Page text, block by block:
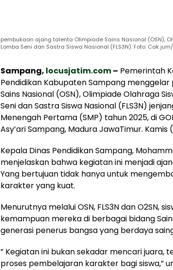
pembukaan ajang talenta Olimpiade Sains Nasional (OSN),
Lomba Seni dan Sastra Siswa Nasional (FLS3N). Foto: Cak
Sampang, locusjatim.com– Pemerintah
Pendidikan Kabupaten Sampang
Sains Nasional (OSN), Olimpiade Olahraga
Seni dan Sastra Siswa Nasional (FLS3N)
Menengah Pertama (SMP) tahun 2025, di
Asy’ari Sampang, Madura JawaTimur.
Kepala Dinas Pendidikan Sampang,
menjelaskan bahwa kegiatan ini menjadi
Yang bertujuan tidak hanya untuk
karakter yang kuat.
Menurutnya melalui OSN, FLS3N dan O2SN,
kemampuan mereka di berbagai bidang
generasi penerus bangsa yang berdaya
” Kegiatan ini bukan sekadar mencari juara,
proses pembelajaran karakter bagi siswa,”